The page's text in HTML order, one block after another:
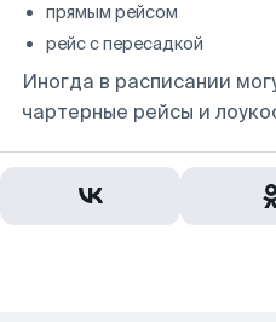
прямым рейсом
рейс с пересадкой
Иногда в расписании
чартерные рейсы и